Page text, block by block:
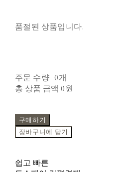
품절된 상품입니다.
주문 수량 0개
총 상품 금액 0원
구매하기
장바구니에 담기
쉽고 빠른